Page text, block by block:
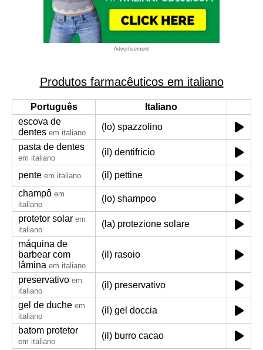
Advertisement
Produtos farmacêuticos em italiano
Português
Italiano
escova de
dentes em italiano
(lo) spazzolino
pasta de dentes
em italiano
(il) dentifricio
pente em italiano
(il) pettine
champô em
italiano
(lo) shampoo
protetor solar em
italiano
(la) protezione solare
máquina de
barbear com
lâmina em italiano
(il) rasoio
preservativo em
italiano
(il) preservativo
gel de duche em
italiano
(il) gel doccia
batom protetor
em italiano
(il) burro cacao